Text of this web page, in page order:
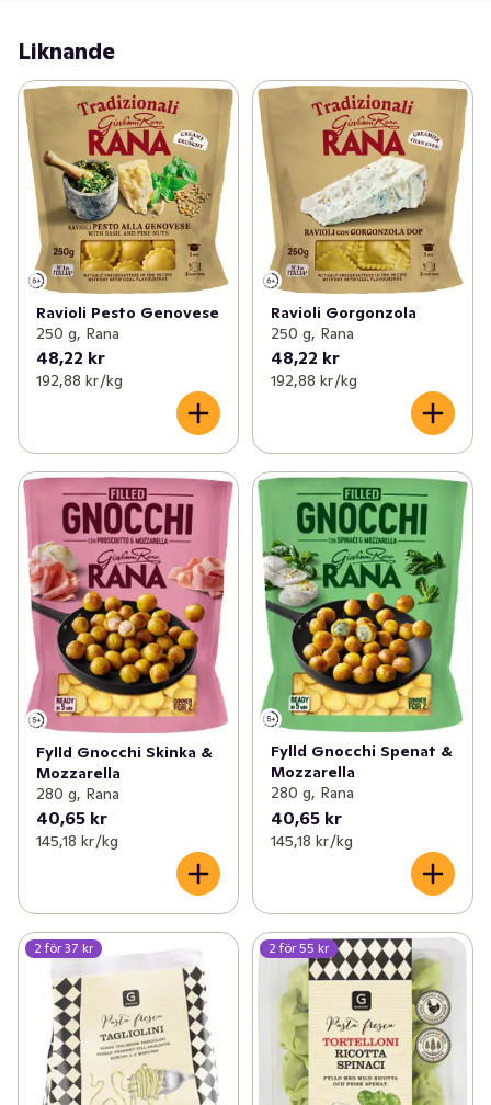
Liknande
Ravioli Pesto Genovese
250 g, Rana
48,22 kr
192,88 kr /kg
Ravioli Gorgonzola
250 g, Rana
48,22 kr
192,88 kr /kg
Fylld Gnocchi Skinka &
Mozzarella
280 g, Rana
40,65 kr
145,18 kr /kg
Fylld Gnocchi Spenat &
Mozzarella
280 g, Rana
40,65 kr
145,18 kr /kg
2 för 37 kr 2 för 55 kr